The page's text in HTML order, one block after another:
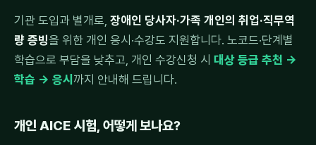
기관 도입과 별개로, 장애인 당사자·가족 개인의 취업·직무역
량 증빙을 위한 개인 응시·수강도 지원합니다. 노코드·단계별
학습으로 부담을 낮추고, 개인 수강신청 시 대상 등급 추천 →
학습 → 응시 까지 안내해 드립니다.
개인 AICE 시험, 어떻게 보나요?